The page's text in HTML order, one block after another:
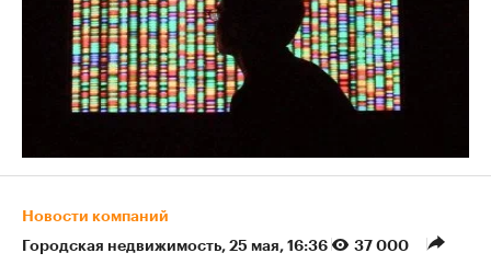
Новости компаний
Городская недвижимость⁠, 25 мая, 16:36 37 000